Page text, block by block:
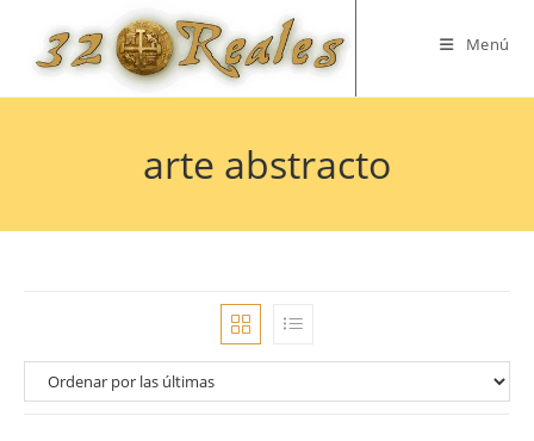
contenido
Menú
arte abstracto